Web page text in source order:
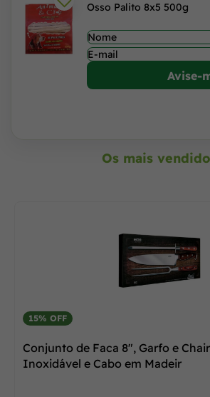
Osso Palito 8x5 500g
Avise-
Os mais
15% OFF
Conjunto de Faca 8", Garfo e
Inoxidável e Cabo em Madeir